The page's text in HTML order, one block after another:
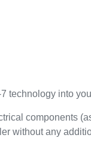
7 technology into
components
without any